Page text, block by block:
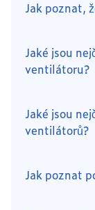
Jak poznat,
Jaké jsou
ventilátoru?
Jaké jsou
ventilátorů?
Jak poznat